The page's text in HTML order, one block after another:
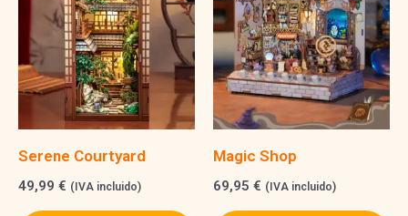
Serene Courtyard
49,99 € (IVA incluido)
Magic Shop
69,95 € (IVA incluido)